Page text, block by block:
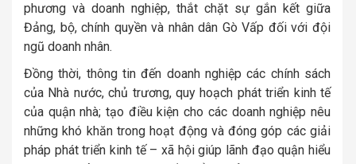
phương và doanh nghiệp, thắt chặt sự gắn kết giữa
Đảng, bộ, chính quyền và nhân dân Gò Vấp đối với đội
ngũ doanh nhân.
Đồng thời, thông tin đến doanh nghiệp các chính sách
của Nhà nước, chủ trương, quy hoạch phát triển kinh tế
của quận nhà; tạo điều kiện cho các doanh nghiệp nêu
những khó khăn trong hoạt động và đóng góp các giải
pháp phát triển kinh tế – xã hội giúp lãnh đạo quận hiểu